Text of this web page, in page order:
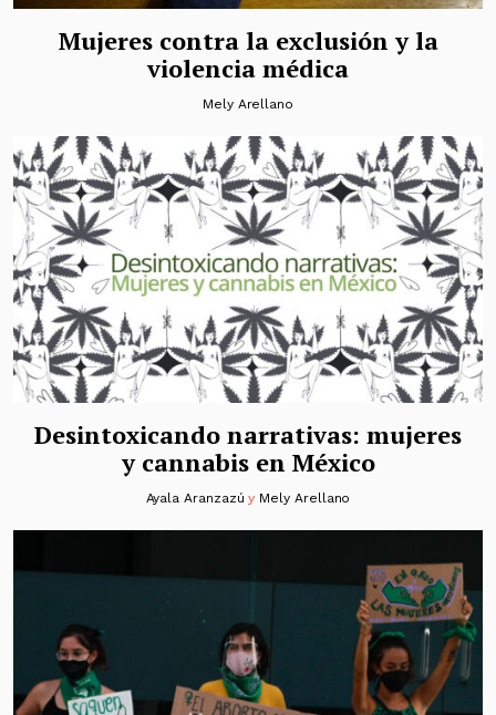
Mujeres contra la exclusión y la
violencia médica
Mely Arellano
Desintoxicando narrativas: mujeres
y cannabis en México
Ayala Aranzazú y Mely Arellano